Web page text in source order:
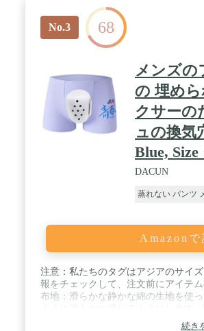
No.3 68
メンズの
の 埋め
クサーの
ュの換気
Blue,
DACUN
蒸れない パンツ
Amazonで
注意：私たちのタグはアジアのサイ
報をチェックして、注文前にアイテ
布地：滑らかな静かな綿の生地を使
て、パッド入りの支持者は陰嚢と陰
続き